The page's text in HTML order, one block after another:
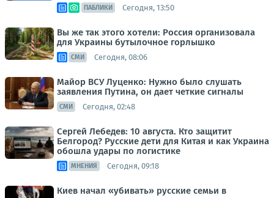
ПАБЛИКИ Сегодня, 13:50
Вы же так этого хотели: Россия организовала
для Украины бутылочное горлышко
СМИ Сегодня, 08:06
Майор ВСУ Луценко: Нужно было слушать
заявления Путина, он дает четкие сигналы
СМИ Сегодня, 02:48
Сергей Лебедев: 10 августа. Кто защитит
Белгород? Русские дети для Китая и как Украина
обошла удары по логистике
МНЕНИЯ Сегодня, 09:18
Киев начал «убивать» русские семьи в